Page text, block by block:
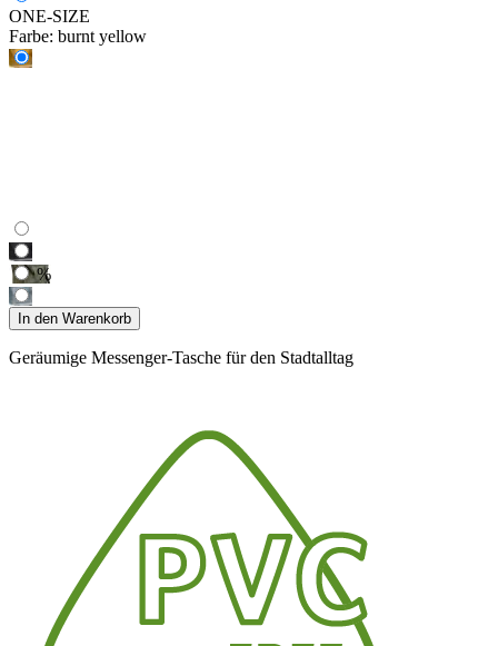
ONE-SIZE
Farbe: burnt yellow
%
In den Warenkorb
Geräumige Messenger-Tasche für den Stadtalltag